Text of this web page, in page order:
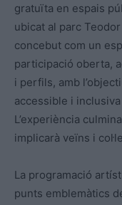
gratuïta en espais
ubicat al parc
concebut com un
participació oberta,
i perfils, amb
accessible i
L’experiència
implicarà veïns i
La programació
punts emblemàtics